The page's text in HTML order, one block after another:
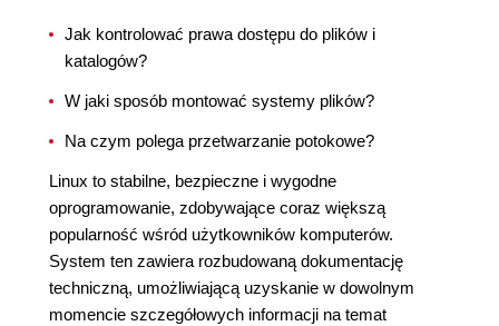
Jak kontrolować prawa dostępu do plików i
katalogów?
W jaki sposób montować systemy plików?
Na czym polega przetwarzanie potokowe?
Linux to stabilne, bezpieczne i wygodne
oprogramowanie, zdobywające coraz większą
popularność wśród użytkowników komputerów.
System ten zawiera rozbudowaną dokumentację
techniczną, umożliwiającą uzyskanie w dowolnym
momencie szczegółowych informacji na temat